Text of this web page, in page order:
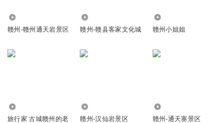
赣州-赣州通天岩景区 赣州-赣县客家文化城 赣州小姐姐
旅行家 古城赣州的老
赣州-汉仙岩景区 赣州-通天寨景区